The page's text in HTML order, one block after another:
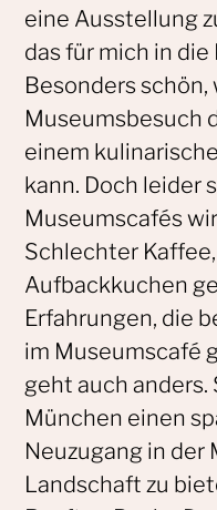
eine Ausstellung
das für mich in die
Besonders schön,
Museumsbesuch
einem
kann. Doch leider
Museumscafés
Schlechter
Aufbackkuchen
Erfahrungen, die
im Museumscafé
geht auch anders.
München einen
Neuzugang in der
Landschaft zu